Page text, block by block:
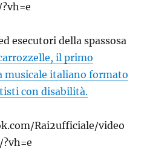
esecutori della spassosa
il primo
musicale italiano formato
con disabilità.
Rai2ufficiale/video
?vh=e